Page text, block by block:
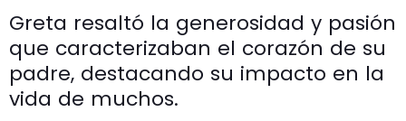
Greta resaltó la generosidad y pasión
que caracterizaban el corazón de su
padre, destacando su impacto en la
vida de muchos.